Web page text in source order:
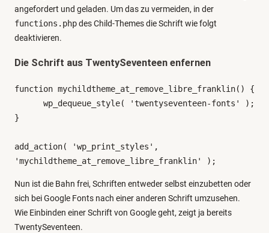
angefordert und geladen. Um das zu vermeiden, in der
functions.phpdes Child-Themes die Schrift wie folgt
deaktivieren.
Die Schrift aus TwentySeventeen enfernen
function mychildtheme_at_remove_libre_franklin() {
}
add_action( 'wp_print_styles',
'mychildtheme_at_remove_libre_franklin' );
Nun ist die Bahn frei, Schriften entweder selbst einzubetten oder
sich bei Google Fonts nach einer anderen Schrift umzusehen.
Wie Einbinden einer Schrift von Google geht, zeigt ja bereits
TwentySeventeen.